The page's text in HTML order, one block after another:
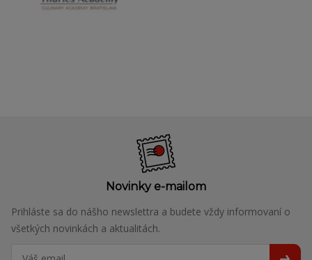
Novinky e-mailom
Prihláste sa do nášho newslettra a budete vždy informovaní o
všetkých novinkách a aktualitách.